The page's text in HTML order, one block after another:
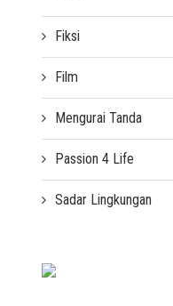
Fiksi
Film
Mengurai Tanda
Passion 4 Life
Sadar Lingkungan